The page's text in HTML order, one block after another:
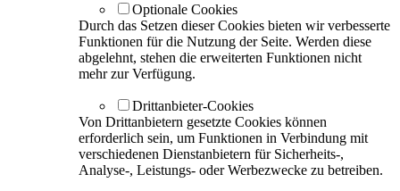
Optionale Cookies
Durch das Setzen dieser Cookies bieten wir verbesserte
Funktionen für die Nutzung der Seite. Werden diese
abgelehnt, stehen die erweiterten Funktionen nicht
mehr zur Verfügung.
Drittanbieter-Cookies
Von Drittanbietern gesetzte Cookies können
erforderlich sein, um Funktionen in Verbindung mit
verschiedenen Dienstanbietern für Sicherheits-,
Analyse-, Leistungs- oder Werbezwecke zu betreiben.